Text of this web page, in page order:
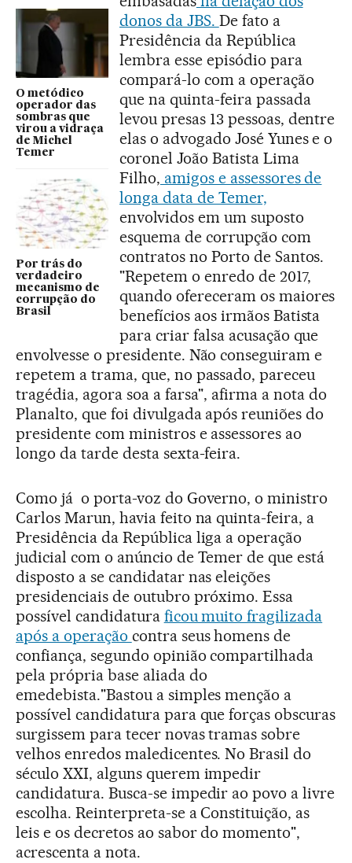
O metódico
operador das
sombras que
virou a vidraça
de Michel
Temer
Por trás do
verdadeiro
mecanismo de
corrupção do
Brasil
donos da JBS. De fato a
Presidência da República
lembra esse episódio para
compará-lo com a operação
que na quinta-feira passada
levou presas 13 pessoas, dentre
elas o advogado José Yunes e o
coronel João Batista Lima
Filho, amigos e assessores de
longa data de Temer,
envolvidos em um suposto
esquema de corrupção com
contratos no Porto de Santos.
"Repetem o enredo de 2017,
quando ofereceram os maiores
benefícios aos irmãos Batista
para criar falsa acusação que
envolvesse o presidente. Não conseguiram e
repetem a trama, que, no passado, pareceu
tragédia, agora soa a farsa", afirma a nota do
Planalto, que foi divulgada após reuniões do
presidente com ministros e assessores ao
longo da tarde desta sexta-feira.
Como já o porta-voz do Governo, o ministro
Carlos Marun, havia feito na quinta-feira, a
Presidência da República liga a operação
judicial com o anúncio de Temer de que está
disposto a se candidatar nas eleições
presidenciais de outubro próximo. Essa
possível candidatura ficou muito fragilizada
após a operação contra seus homens de
confiança, segundo opinião compartilhada
pela própria base aliada do
emedebista."Bastou a simples menção a
possível candidatura para que forças obscuras
surgissem para tecer novas tramas sobre
velhos enredos maledicentes. No Brasil do
século XXI, alguns querem impedir
candidatura. Busca-se impedir ao povo a livre
escolha. Reinterpreta-se a Constituição, as
leis e os decretos ao sabor do momento",
acrescenta a nota.